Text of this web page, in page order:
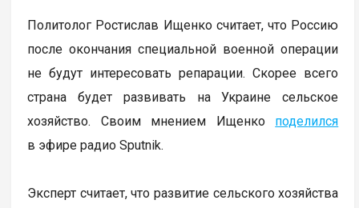
Политолог Ростислав Ищенко считает, что Россию
после окончания специальной военной операции
не будут интересовать репарации. Скорее всего
страна будет развивать на Украине сельское
хозяйство. Своим мнением Ищенко поделился
в эфире радио Sputnik.
Эксперт считает, что развитие сельского хозяйства